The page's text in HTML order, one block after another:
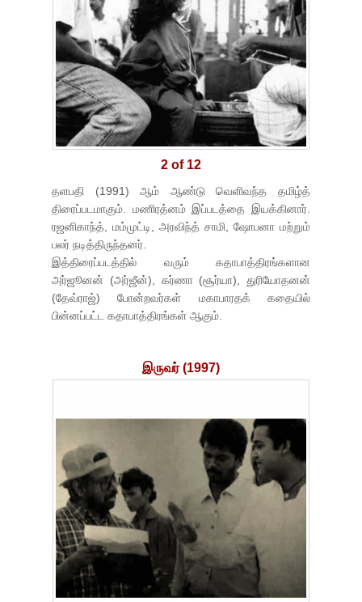
2 of 12
தளபதி (1991) ஆம் ஆண்டு வெளிவந்த தமிழ்த்
திரைப்படமாகும். மணிரத்னம் இப்படத்தை இயக்கினார்.
ரஜனிகாந்த், மம்முட்டி, அரவிந்த் சாமி, ஷோபனா மற்றும்
பலர் நடித்திருந்தனர்.
இத்திரைப்படத்தில் வரும் கதாபாத்திரங்களான
அர்ஜூனன் (அர்ஜீன்), கர்ணா (சூர்யா), துரியோதனன்
(தேவ்ராஜ்) போன்றவர்கள் மகாபாரதக் கதையில்
பின்னப்பட்ட கதாபாத்திரங்கள் ஆகும்.
இருவர் (1997)